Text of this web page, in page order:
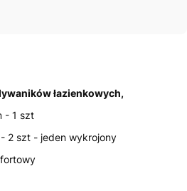
łazienkowych,
- 1 szt
- jeden wykrojony